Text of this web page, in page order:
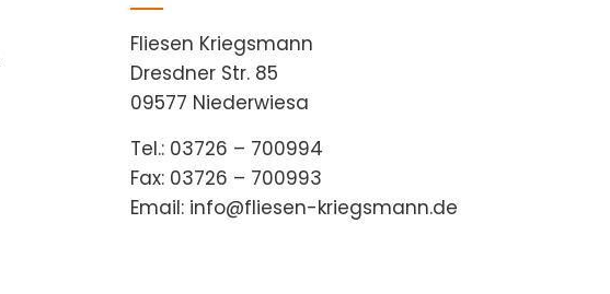
Fliesen Kriegsmann
Dresdner Str. 85
09577 Niederwiesa
Tel.: 03726 – 700994
Fax: 03726 – 700993
Email: info@fliesen-kriegsmann.de